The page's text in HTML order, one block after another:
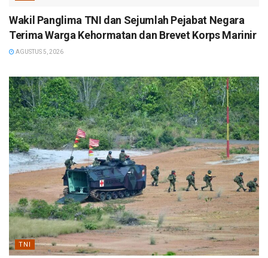
Wakil Panglima TNI dan Sejumlah Pejabat Negara
Terima Warga Kehormatan dan Brevet Korps Marinir
AGUSTUS 5, 2026
TNI